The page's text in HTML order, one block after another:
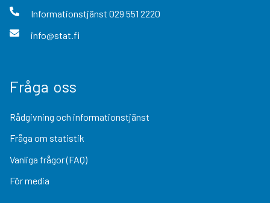
Informationstjänst 029 551 2220
info@stat.fi
Fråga oss
Rådgivning och informationstjänst
Fråga om statistik
Vanliga frågor (FAQ)
För media